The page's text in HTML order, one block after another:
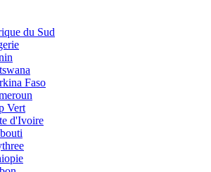
du Sud
Faso
Vert
d'Ivoire